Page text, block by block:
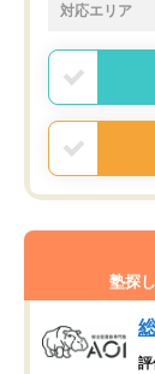
対応エリア
塾探